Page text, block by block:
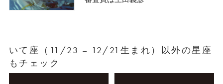
いて座（11/23 – 12/21生まれ）以外の星座
もチェック